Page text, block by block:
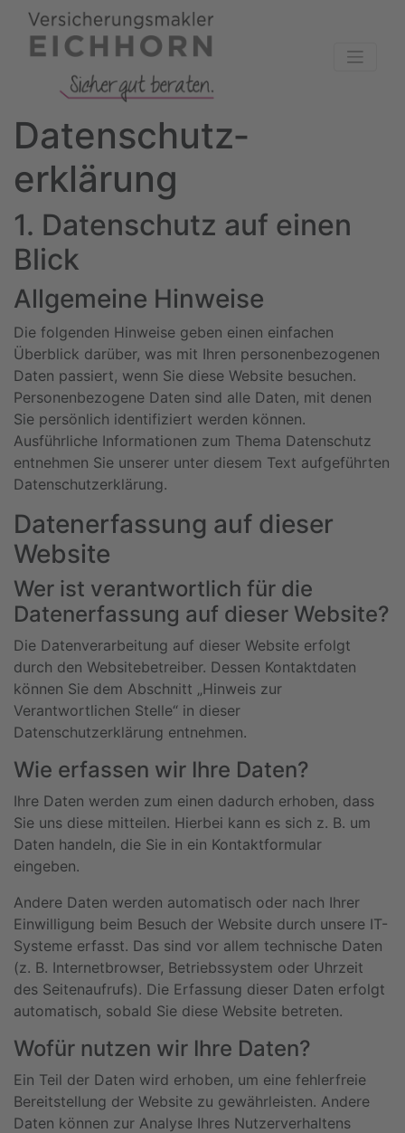
Datenschutz­
erklärung
1. Datenschutz auf einen
Blick
Allgemeine Hinweise
Die folgenden Hinweise geben einen einfachen
Überblick darüber, was mit Ihren personenbezogenen
Daten passiert, wenn Sie diese Website besuchen.
Personenbezogene Daten sind alle Daten, mit denen
Sie persönlich identifiziert werden können.
Ausführliche Informationen zum Thema Datenschutz
entnehmen Sie unserer unter diesem Text aufgeführten
Datenschutzerklärung.
Datenerfassung auf dieser
Website
Wer ist verantwortlich für die
Datenerfassung auf dieser Website?
Die Datenverarbeitung auf dieser Website erfolgt
durch den Websitebetreiber. Dessen Kontaktdaten
können Sie dem Abschnitt „Hinweis zur
Verantwortlichen Stelle“ in dieser
Datenschutzerklärung entnehmen.
Wie erfassen wir Ihre Daten?
Ihre Daten werden zum einen dadurch erhoben, dass
Sie uns diese mitteilen. Hierbei kann es sich z. B. um
Daten handeln, die Sie in ein Kontaktformular
eingeben.
Andere Daten werden automatisch oder nach Ihrer
Einwilligung beim Besuch der Website durch unsere IT-
Systeme erfasst. Das sind vor allem technische Daten
(z. B. Internetbrowser, Betriebssystem oder Uhrzeit
des Seitenaufrufs). Die Erfassung dieser Daten erfolgt
automatisch, sobald Sie diese Website betreten.
Wofür nutzen wir Ihre Daten?
Ein Teil der Daten wird erhoben, um eine fehlerfreie
Bereitstellung der Website zu gewährleisten. Andere
Daten können zur Analyse Ihres Nutzerverhaltens